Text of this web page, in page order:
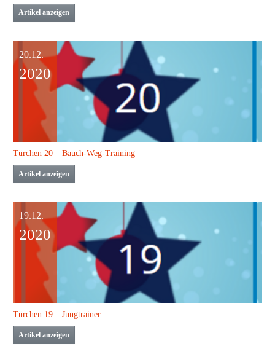
Artikel anzeigen
20.12.
2020
Türchen 20 – Bauch-Weg-Training
Artikel anzeigen
19.12.
2020
Türchen 19 – Jungtrainer
Artikel anzeigen